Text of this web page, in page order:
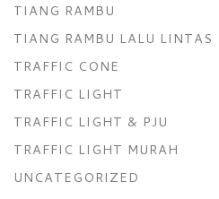
TIANG RAMBU
TIANG RAMBU LALU LINTAS
TRAFFIC CONE
TRAFFIC LIGHT
TRAFFIC LIGHT & PJU
TRAFFIC LIGHT MURAH
UNCATEGORIZED